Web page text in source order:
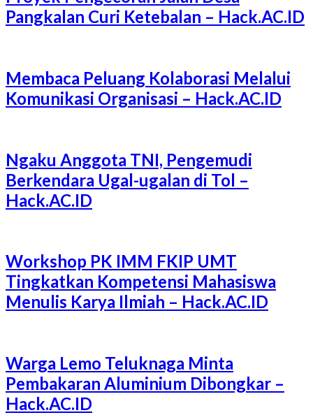
Pangkalan Curi Ketebalan – Hack.AC.ID
Membaca Peluang Kolaborasi Melalui
Komunikasi Organisasi – Hack.AC.ID
Ngaku Anggota TNI, Pengemudi
Berkendara Ugal-ugalan di Tol –
Hack.AC.ID
Workshop PK IMM FKIP UMT
Tingkatkan Kompetensi Mahasiswa
Menulis Karya Ilmiah – Hack.AC.ID
Warga Lemo Teluknaga Minta
Pembakaran Aluminium Dibongkar –
Hack.AC.ID